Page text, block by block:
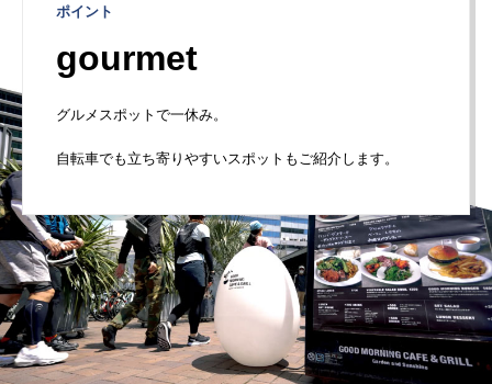
ポイント
gourmet
グルメスポットで一休み。
自転車でも立ち寄りやすいスポットもご紹介します。